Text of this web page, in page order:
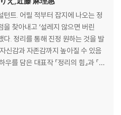
트. 어릴 적부터 잡지에 나오는 정
찾아내고 ‘설레지 않으면 버린
다. 정리를 통해 진정 원하는 것을 발
신감과 자존감까지 높아질 수 있음
니라 미국과 유럽에서도 단숨에 종
‘곤도 마리에’ 열풍을 일으켰다. 그
서는